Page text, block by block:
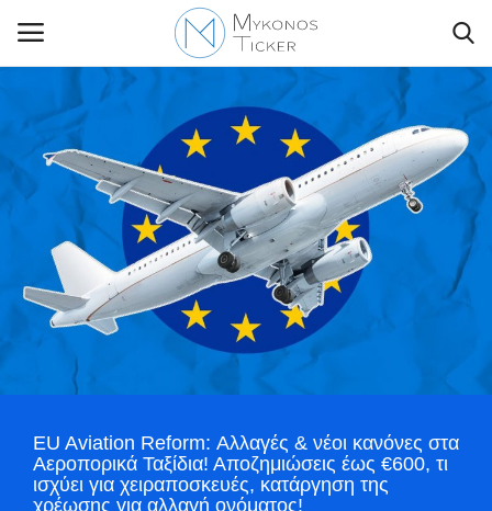
Contact Us
Politique
Business
World
Style Adorés
EU Aviation Reform: Αλλαγές & νέοι κανόνες στα
Αεροπορικά Ταξίδια! Αποζημιώσεις έως €600, τι
ισχύει για χειραποσκευές, κατάργηση της
χρέωσης για αλλαγή ονόματος!